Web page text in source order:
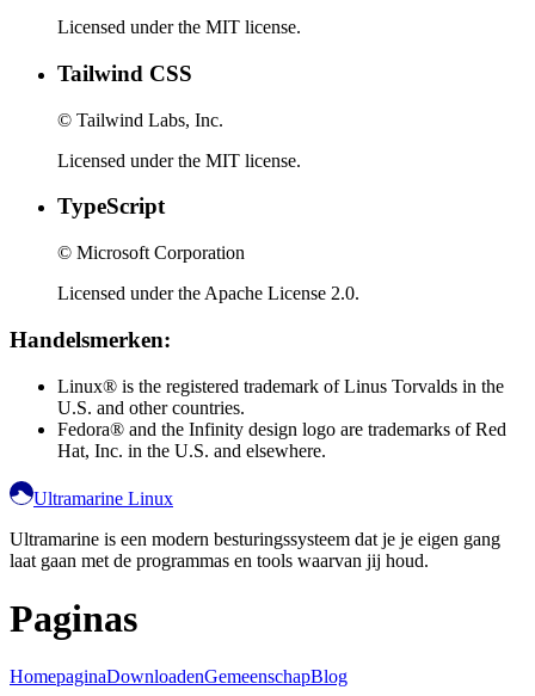
Licensed under the MIT license.
Tailwind CSS
© Tailwind Labs, Inc.
Licensed under the MIT license.
TypeScript
© Microsoft Corporation
Licensed under the Apache License 2.0.
Handelsmerken:
Linux® is the registered trademark of Linus Torvalds in the
U.S. and other countries.
Fedora® and the Infinity design logo are trademarks of Red
Hat, Inc. in the U.S. and elsewhere.
Ultramarine Linux
Ultramarine is een modern besturingssysteem dat je je eigen gang
laat gaan met de programmas en tools waarvan jij houd.
Paginas
HomepaginaDownloadenGemeenschapBlog